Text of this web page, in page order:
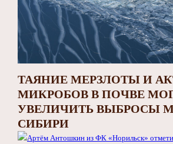
ТАЯНИЕ МЕРЗЛОТЫ И
МИКРОБОВ В ПОЧВЕ
УВЕЛИЧИТЬ ВЫБРОСЫ
СИБИРИ